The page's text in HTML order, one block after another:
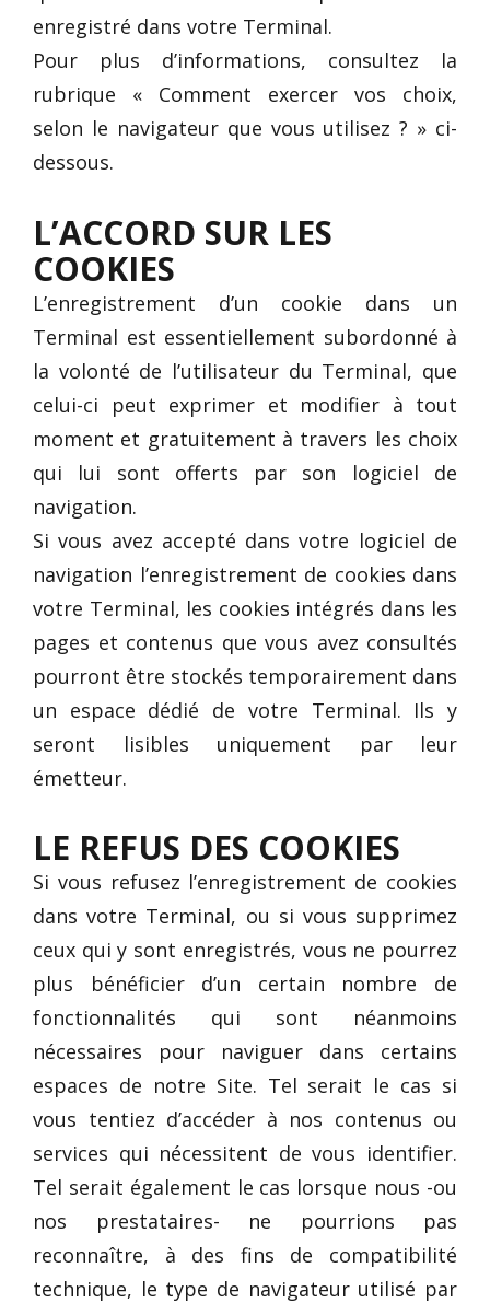
enregistré dans votre Terminal.
Pour plus d’informations, consultez la
rubrique « Comment exercer vos choix,
selon le navigateur que vous utilisez ? » ci-
dessous.
L’ACCORD SUR LES
COOKIES
L’enregistrement d’un cookie dans un
Terminal est essentiellement subordonné à
la volonté de l’utilisateur du Terminal, que
celui-ci peut exprimer et modifier à tout
moment et gratuitement à travers les choix
qui lui sont offerts par son logiciel de
navigation.
Si vous avez accepté dans votre logiciel de
navigation l’enregistrement de cookies dans
votre Terminal, les cookies intégrés dans les
pages et contenus que vous avez consultés
pourront être stockés temporairement dans
un espace dédié de votre Terminal. Ils y
seront lisibles uniquement par leur
émetteur.
LE REFUS DES COOKIES
Si vous refusez l’enregistrement de cookies
dans votre Terminal, ou si vous supprimez
ceux qui y sont enregistrés, vous ne pourrez
plus bénéficier d’un certain nombre de
fonctionnalités qui sont néanmoins
nécessaires pour naviguer dans certains
espaces de notre Site. Tel serait le cas si
vous tentiez d’accéder à nos contenus ou
services qui nécessitent de vous identifier.
Tel serait également le cas lorsque nous -ou
nos prestataires- ne pourrions pas
reconnaître, à des fins de compatibilité
technique, le type de navigateur utilisé par